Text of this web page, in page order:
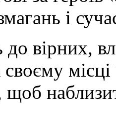
і
до вірних,
щоб